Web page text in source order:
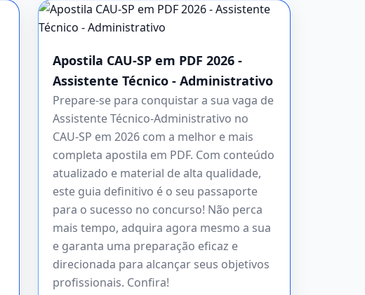
Apostila CAU-SP em PDF 2026 -
Assistente Técnico - Administrativo
Prepare-se para conquistar a sua vaga de
Assistente Técnico-Administrativo no
CAU-SP em 2026 com a melhor e mais
completa apostila em PDF. Com conteúdo
atualizado e material de alta qualidade,
este guia definitivo é o seu passaporte
para o sucesso no concurso! Não perca
mais tempo, adquira agora mesmo a sua
e garanta uma preparação eficaz e
direcionada para alcançar seus objetivos
profissionais. Confira!